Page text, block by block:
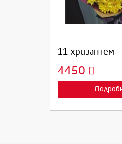
11 хризантем
4450